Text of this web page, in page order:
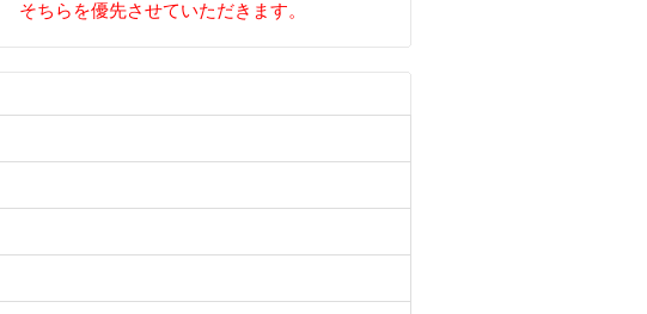
そちらを優先させていただきます。